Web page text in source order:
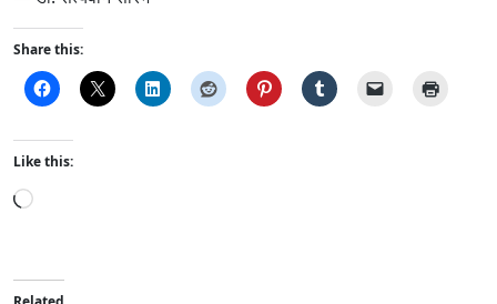
Share this:
Like this:
L
d